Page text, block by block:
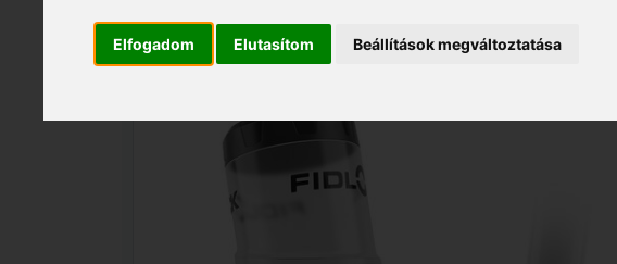
Elfogadom Elutasítom Beállítások megváltoztatása